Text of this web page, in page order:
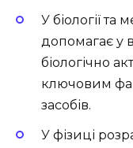
У біології
допомагає у
біологічно
ключовим
засобів.
У фізиці